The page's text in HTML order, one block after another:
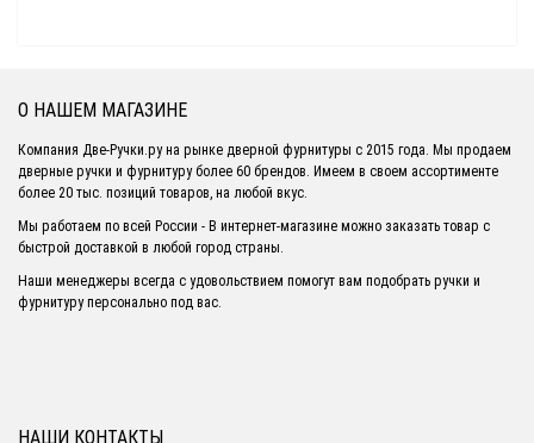
О НАШЕМ МАГАЗИНЕ
Компания Две-Ручки.ру на рынке дверной фурнитуры с 2015 года. Мы продаем
дверные ручки и фурнитуру более 60 брендов. Имеем в своем ассортименте
более 20 тыс. позиций товаров, на любой вкус.
Мы работаем по всей России - В интернет-магазине можно заказать товар с
быстрой доставкой в любой город страны.
Наши менеджеры всегда с удовольствием помогут вам подобрать ручки и
фурнитуру персонально под вас.
НАШИ КОНТАКТЫ